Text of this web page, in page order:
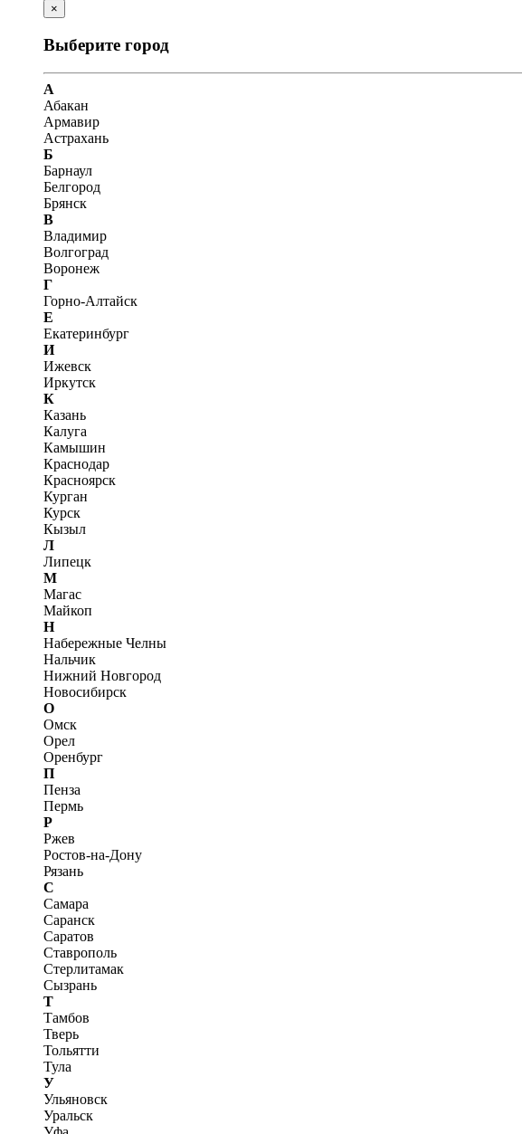
×
Выберите город
А
Абакан
Армавир
Астрахань
Б
Барнаул
Белгород
Брянск
В
Владимир
Волгоград
Воронеж
Г
Горно-Алтайск
Е
Екатеринбург
И
Ижевск
Иркутск
К
Казань
Калуга
Камышин
Краснодар
Красноярск
Курган
Курск
Кызыл
Л
Липецк
М
Магас
Майкоп
Н
Набережные Челны
Нальчик
Нижний Новгород
Новосибирск
О
Омск
Орел
Оренбург
П
Пенза
Пермь
Р
Ржев
Ростов-на-Дону
Рязань
С
Самара
Саранск
Саратов
Ставрополь
Стерлитамак
Сызрань
Т
Тамбов
Тверь
Тольятти
Тула
У
Ульяновск
Уральск